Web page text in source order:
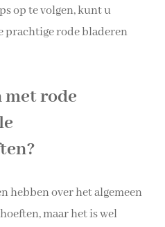
op te volgen, kunt u
prachtige rode bladeren
rode
hebben over het algemeen
maar het is wel